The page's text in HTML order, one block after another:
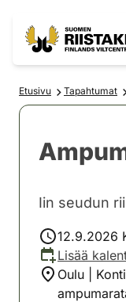
Etusivu Tapahtumat
Iin seudun
12.9.2026
Lisää
Oulu |